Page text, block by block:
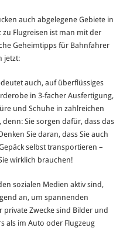
auch abgelegene Gebiete in
Flugreisen ist man mit der
Geheimtipps für Bahnfahrer
jetzt:
auch, auf überflüssiges
in 3-facher Ausfertigung,
und Schuhe in zahlreichen
Sie sorgen dafür, dass das
Sie daran, dass Sie auch
selbst transportieren –
wirklich brauchen!
sozialen Medien aktiv sind,
an, um spannenden
private Zwecke sind Bilder und
als im Auto oder Flugzeug